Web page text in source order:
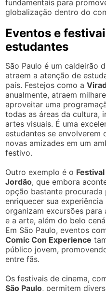
fundamentais para
globalização dentro do
Eventos e
estudantes
São Paulo é um caldeirão
atraem a atenção de
país. Festejos como a
anualmente, atraem
aproveitar uma
todas as áreas da cultura,
artes visuais. É uma
estudantes se envolverem
novas amizades em um
festivo.
Outro exemplo é o
Jordão, que embora
opção bastante procurada
enriquecer sua
organizam excursões
e a arte, além do belo
Em São Paulo, eventos
Comic Con Experience
público jovem,
entre fãs.
Os festivais de cinema,
São Paulo, permitem